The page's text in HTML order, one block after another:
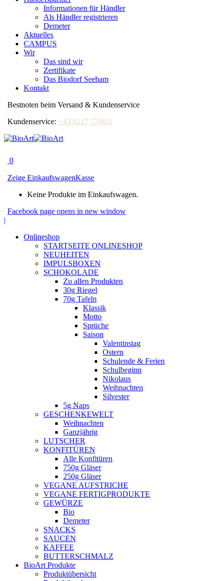
Informationen für Händler
Als Händler registrieren
Demeter
Aktuelles
CAMPUS
Wir
Das sind wir
Zertifikate
Das Biodorf Seeham
Kontakt
Bestnoten beim Versand & Kundenservice
Kundenservice: +43 6217 5700 0
0
Zeige EinkaufswagenKasse
Keine Produkte im Einkaufswagen.
Facebook page opens in new window
|
Onlineshop
STARTSEITE ONLINESHOP
NEUHEITEN
IMPULSBOXEN
SCHOKOLADE
Zu allen Produkten
30g Riegel
70g Tafeln
Klassik
Motto
Sprüche
Saison
Valentinstag
Ostern
Schulende & Ferien
Schulbeginn
Nikolaus
Weihnachten
Silvester
5g Naps
GESCHENKEWELT
Weihnachten
Ganzjährig
LUTSCHER
KONFITÜREN
Alle Konfitüren
750g Gläser
250g Gläser
VEGANE AUFSTRICHE
VEGANE FERTIGPRODUKTE
GEWÜRZE
Bio
Demeter
SNACKS
SAUCEN
KAFFEE
BUTTERSCHMALZ
BioArt Produkte
Produktübersicht